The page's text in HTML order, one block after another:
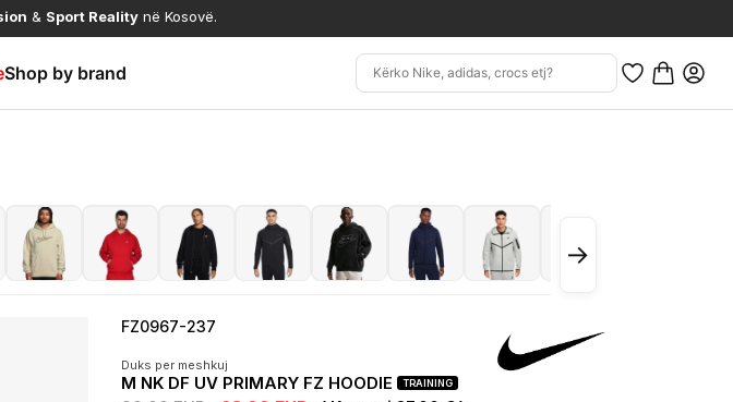
& Sport Reality në Kosovë.
Shop by brand
→
FZ0967-237
Duks per meshkuj
M NK DF UV PRIMARY FZ HOODIE TRAINING